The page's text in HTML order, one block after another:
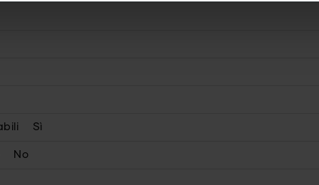
Sì
No